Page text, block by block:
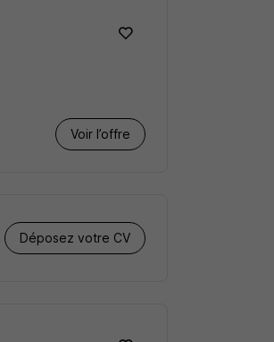
Voir l’offre
Déposez votre CV